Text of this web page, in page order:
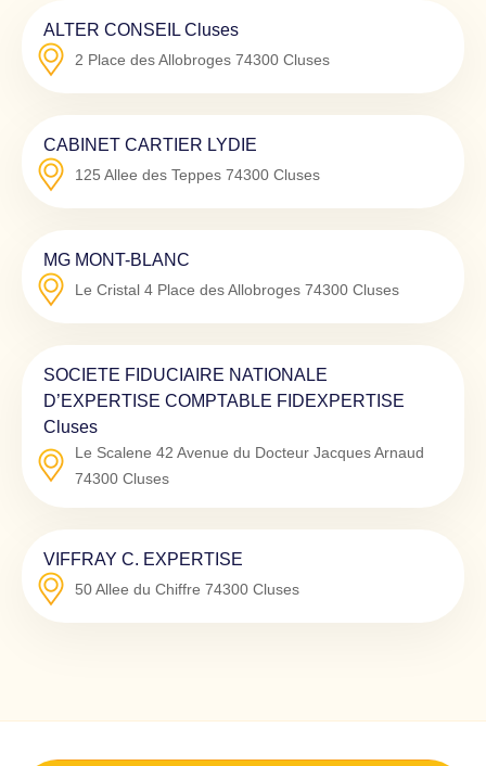
ALTER CONSEIL Cluses
2 Place des Allobroges 74300 Cluses
CABINET CARTIER LYDIE
125 Allee des Teppes 74300 Cluses
MG MONT-BLANC
Le Cristal 4 Place des Allobroges 74300 Cluses
SOCIETE FIDUCIAIRE NATIONALE
D’EXPERTISE COMPTABLE FIDEXPERTISE
Cluses
Le Scalene 42 Avenue du Docteur Jacques Arnaud
74300 Cluses
VIFFRAY C. EXPERTISE
50 Allee du Chiffre 74300 Cluses